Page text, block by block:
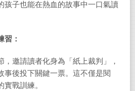
孩子也能在熱血的故事中一口氣讀
習：
，邀請讀者化身為「紙上裁判」，
事後投下關鍵一票。這不僅是閱
戰訓練。